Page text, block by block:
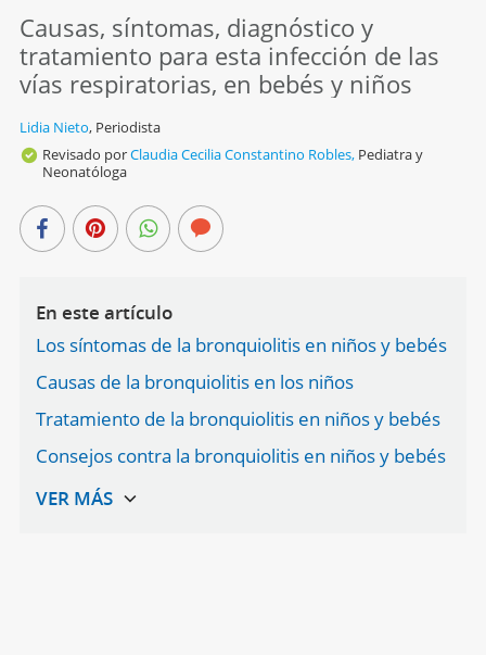
Causas, síntomas, diagnóstico y
tratamiento para esta infección de las
vías respiratorias, en bebés y niños
Lidia Nieto, Periodista
Revisado porClaudia Cecilia Constantino Robles, Pediatra y
Neonatóloga
En este artículo
Los síntomas de la bronquiolitis en niños y bebés
Causas de la bronquiolitis en los niños
Tratamiento de la bronquiolitis en niños y bebés
Consejos contra la bronquiolitis en niños y bebés